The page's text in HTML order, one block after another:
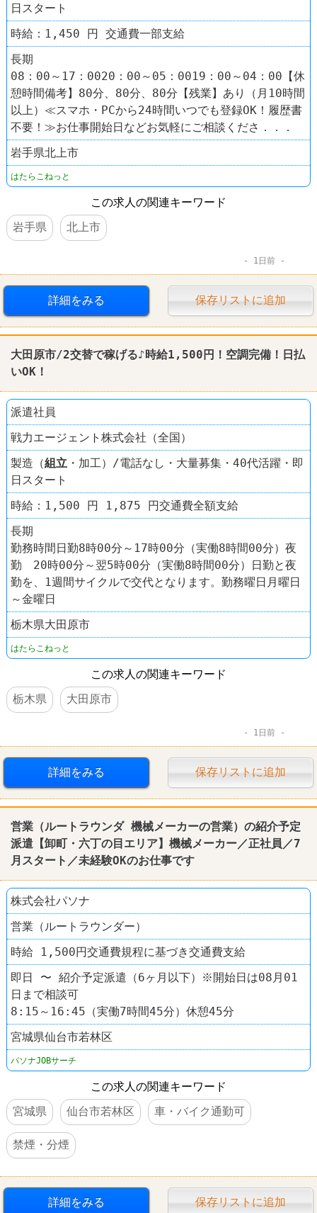
日スタート
時給：1,450 円 交通費一部支給
長期
08：00～17：0020：00～05：0019：00～04：00【休
憩時間備考】80分、80分、80分【残業】あり（月10時間
以上）≪スマホ・PCから24時間いつでも登録OK！履歴書
不要！≫お仕事開始日などお気軽にご相談くださ．．．
岩手県北上市
はたらこねっと
この求人の関連キーワード
岩手県
北上市
1日前
詳細をみる 保存リストに追加
大田原市/2交替で稼げる♪時給1,500円！空調完備！日払
いOK！
派遣社員
戦力エージェント株式会社（全国）
製造（組立 ・加工）/電話なし・大量募集・40代活躍・即
日スタート
時給：1,500 円 1,875 円交通費全額支給
長期
勤務時間日勤8時00分～17時00分（実働8時間00分）夜
勤 20時00分～翌5時00分（実働8時間00分）日勤と夜
勤を、1週間サイクルで交代となります。勤務曜日月曜日
～金曜日
栃木県大田原市
はたらこねっと
この求人の関連キーワード
栃木県
大田原市
1日前
詳細をみる 保存リストに追加
営業（ルートラウンダ 機械メーカーの営業）の紹介予定
派遣【卸町・六丁の目エリア】機械メーカー／正社員／7
月スタート／未経験OKのお仕事です
株式会社パソナ
営業（ルートラウンダー）
時給 1,500円交通費規程に基づき交通費支給
即日 〜 紹介予定派遣（6ヶ月以下）※開始日は08月01
日まで相談可
8:15～16:45（実働7時間45分）休憩45分
宮城県仙台市若林区
パソナJOBサーチ
この求人の関連キーワード
宮城県
仙台市若林区 車・バイク通勤可
禁煙・分煙
詳細をみる 保存リストに追加